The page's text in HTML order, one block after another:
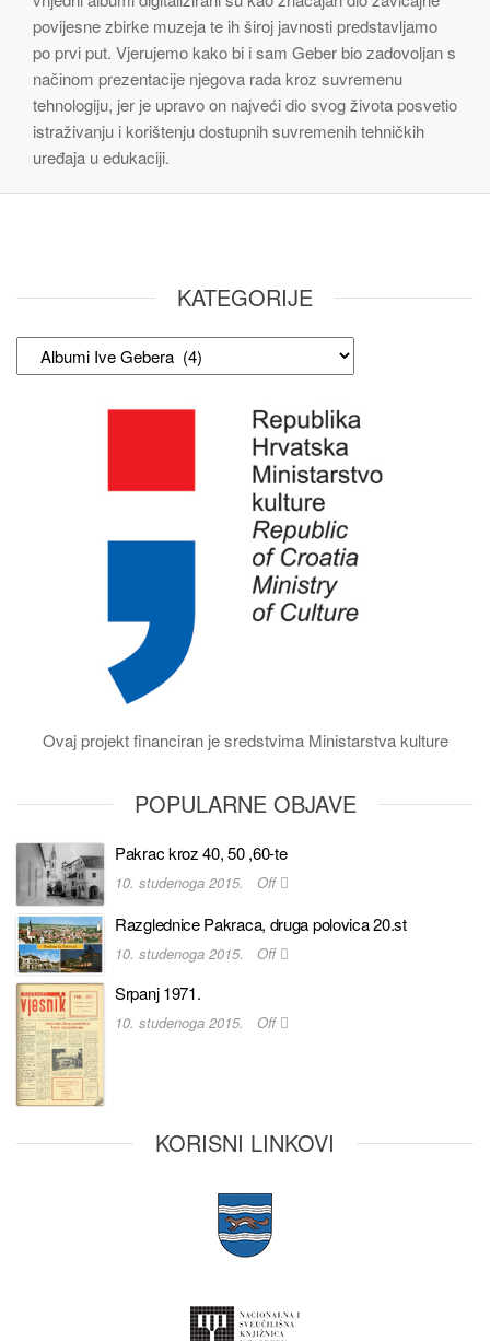
povijesne zbirke muzeja te ih široj javnosti predstavljamo
po prvi put. Vjerujemo kako bi i sam Geber bio zadovoljan s
načinom prezentacije njegova rada kroz suvremenu
tehnologiju, jer je upravo on najveći dio svog života posvetio
istraživanju i korištenju dostupnih suvremenih tehničkih
uređaja u edukaciji.
KATEGORIJE
Ovaj projekt financiran je sredstvima Ministarstva kulture
POPULARNE OBJAVE
Pakrac kroz 40, 50 ,60-te
10. studenoga 2015. Off
Razglednice Pakraca, druga polovica 20.st
10. studenoga 2015. Off
Srpanj 1971.
10. studenoga 2015. Off
KORISNI LINKOVI